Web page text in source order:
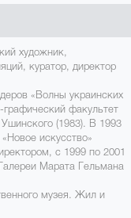
художник,
куратор, директор
«Волны украинских
факультет
Ушинского (1983). В 1993
искусство»
с 1999 по 2001
Марата Гельмана
музея. Жил и